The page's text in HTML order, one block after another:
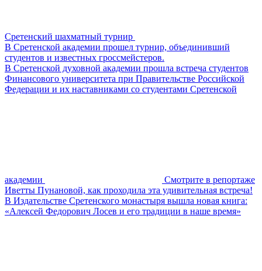
Сретенский шахматный турнир
В Сретенской академии прошел турнир, объединивший
студентов и известных гроссмейстеров.
В Сретенской духовной академии прошла встреча студентов
Финансового университета при Правительстве Российской
Федерации и их наставниками со студентами Сретенской
академии
Смотрите в репортаже
Иветты Пунановой, как проходила эта удивительная встреча!
В Издательстве Сретенского монастыря вышла новая книга:
«Алексей Федорович Лосев и его традиции в наше время»